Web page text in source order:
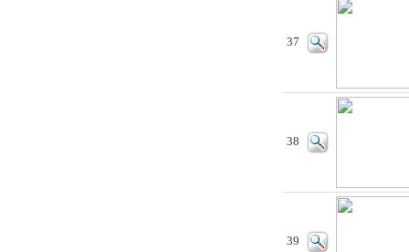
37
38
39